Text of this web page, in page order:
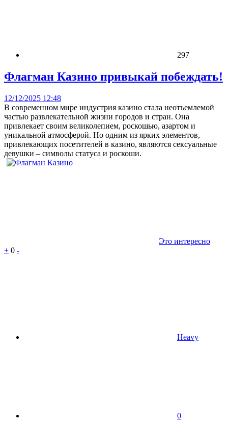
297
Флагман Казино привыкай побеждать!
12/12/2025 12:48
В современном мире индустрия казино стала неотъемлемой
частью развлекательной жизни городов и стран. Она
привлекает своим великолепием, роскошью, азартом и
уникальной атмосферой. Но одним из ярких элементов,
привлекающих посетителей в казино, являются сексуальные
девушки – символы статуса и роскоши.
Это интересно
+ 0 -
Heavy
0